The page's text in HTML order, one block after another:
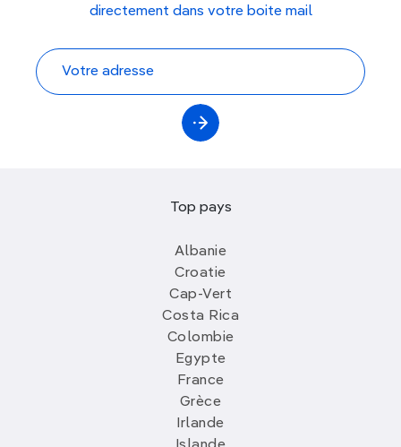
directement dans votre boite mail
Top pays
Albanie
Croatie
Cap-Vert
Costa Rica
Colombie
Egypte
France
Grèce
Irlande